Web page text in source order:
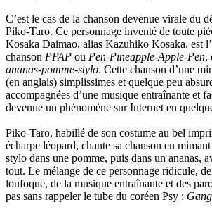
C’est le cas de la chanson devenue virale du
Piko-Taro. Ce personnage inventé de toute
Kosaka Daimao, alias Kazuhiko Kosaka, est
chanson PPAP ou Pen-Pineapple-Apple-Pen,
ananas-pomme-stylo. Cette chanson d’une
(en anglais) simplissimes et quelque peu
accompagnées d’une musique entraînante et
devenue un phénomène sur Internet en
Piko-Taro, habillé de son costume au bel
écharpe léopard, chante sa chanson en
stylo dans une pomme, puis dans un ananas,
tout. Le mélange de ce personnage ridicule,
loufoque, de la musique entraînante et des
pas sans rappeler le tube du coréen Psy :